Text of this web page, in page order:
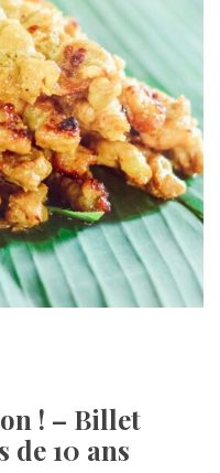
! – Billet
10 ans